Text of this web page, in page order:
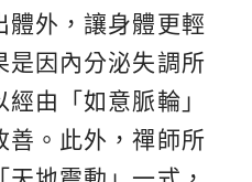
體外，讓身體更輕
是因內分泌失調所
由「如意脈輪」
善。此外，禪師所